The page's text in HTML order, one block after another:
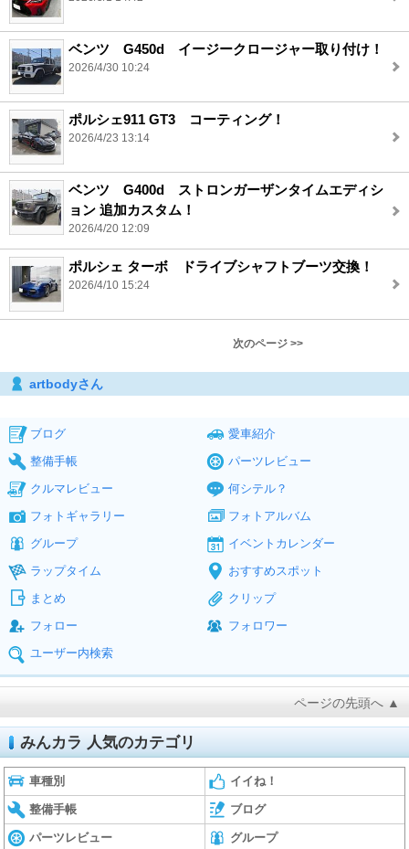
ベンツ G450d イージークロージャー取り付け！
2026/4/30 10:24
ポルシェ911 GT3 コーティング！
2026/4/23 13:14
ベンツ G400d ストロンガーザンタイムエディシ
ョン 追加カスタム！
2026/4/20 12:09
ポルシェ ターボ ドライブシャフトブーツ交換！
2026/4/10 15:24
次のページ >>
artbodyさん
ブログ
愛車紹介
整備手帳
パーツレビュー
クルマレビュー
何シテル？
フォトギャラリー
フォトアルバム
グループ
イベントカレンダー
ラップタイム
おすすめスポット
まとめ
クリップ
フォロー
フォロワー
ユーザー内検索
ページの先頭へ ▲
みんカラ 人気のカテゴリ
車種別 イイね！
整備手帳 ブログ
パーツレビュー グループ